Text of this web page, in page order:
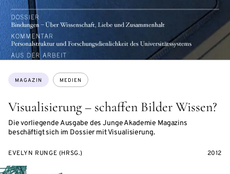
Visualisierung – schaffen Bilder Wissen?
Die vorliegende Ausgabe des Junge Akademie Magazins
beschäftigt sich im Dossier mit Visualisierung.
Themen:
MAGAZIN MEDIEN
EVELYN RUNGE (HRSG.) 2012